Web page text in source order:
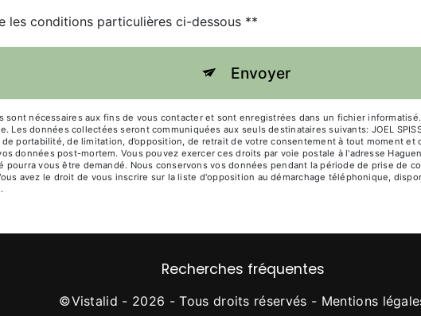
les conditions particulières ci-dessous **
Envoyer
nécessaires aux fins de vous contacter et sont enregistrées dans un fichier
Les données collectées seront communiquées aux seuls destinataires suivants: JOEL
de portabilité, de limitation, d’opposition, de retrait de votre consentement à tout moment
données post-mortem. Vous pouvez exercer ces droits par voie postale à l'adresse
vous être demandé. Nous conservons vos données pendant la période de prise de
avez le droit de vous inscrire sur la liste d'opposition au démarchage téléphonique,
Recherches fréquentes
©Vistalid - 2026 - Tous droits réservés - Mentions